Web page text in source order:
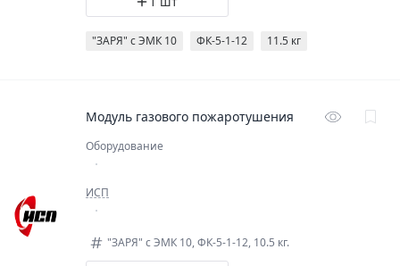
"ЗАРЯ" с ЭМК 10 ФК-5-1-12 11.5 кг
Модуль газового пожаротушения
Оборудование
ИСП
"ЗАРЯ" с ЭМК 10, ФК-5-1-12, 10.5 кг.